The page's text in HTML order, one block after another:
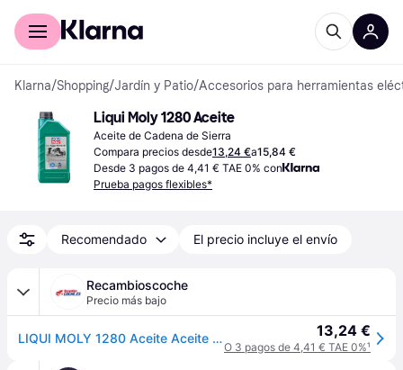
Comprar con Klarna
Klarna/Shopping/Jardín y Patio/Accesorios para herramientas
Liqui Moly 1280 Aceite
Aceite de Cadena de Sierra
Compara precios desde13,24 €a15,84 €
Desde 3 pagos de 4,41 € TAE 0% con
Prueba pagos flexibles*
Recomendado El precio incluye el envío
Recambioscoche
Precio más bajo
LIQUI MOLY 1280 Aceite Aceite para cadenas de motosierras bio 13,24 €
O 3 pagos de 4,41 € TAE 0%¹